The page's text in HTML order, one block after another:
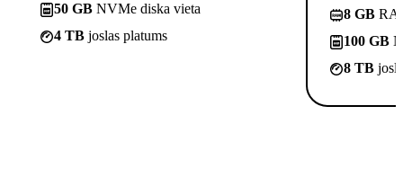
50 GB NVMe diska vieta
4 TB joslas platums
8 GB
100 GB
8 TB